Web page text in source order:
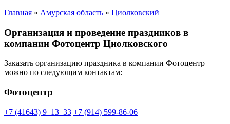
Главная » Амурская область » Циолковский
Организация и проведение праздников в
компании Фотоцентр Циолковского
Заказать организацию праздника в компании Фотоцентр
можно по следующим контактам:
Фотоцентр
+7 (41643) 9‒13‒33 +7 (914) 599-86-06